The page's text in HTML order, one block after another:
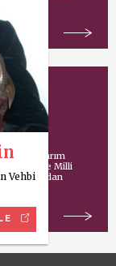
tasarım
Design ve Milli
tarafından
Vehbi